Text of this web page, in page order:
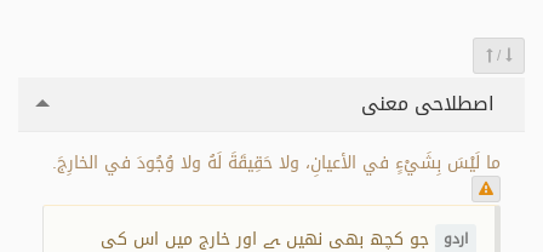
/
اصطلاحی معنی
ما لَيْسَ بِشَيْءٍ في الأعيانِ، ولا حَقِيقَةَ لَهُ ولا وُجُودَ في الخارِجَ.
اردو جو کچھ بھی نھیں ہے اور خارج میں اس کی